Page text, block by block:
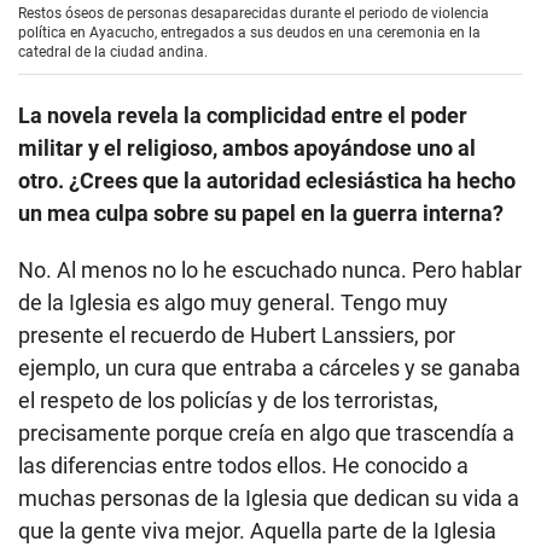
Restos óseos de personas desaparecidas durante el periodo de violencia
política en Ayacucho, entregados a sus deudos en una ceremonia en la
catedral de la ciudad andina.
La novela revela la complicidad entre el poder
militar y el religioso, ambos apoyándose uno al
otro. ¿Crees que la autoridad eclesiástica ha hecho
un mea culpa sobre su papel en la guerra interna?
No. Al menos no lo he escuchado nunca. Pero hablar
de la Iglesia es algo muy general. Tengo muy
presente el recuerdo de Hubert Lanssiers, por
ejemplo, un cura que entraba a cárceles y se ganaba
el respeto de los policías y de los terroristas,
precisamente porque creía en algo que trascendía a
las diferencias entre todos ellos. He conocido a
muchas personas de la Iglesia que dedican su vida a
que la gente viva mejor. Aquella parte de la Iglesia